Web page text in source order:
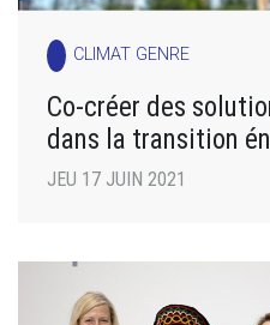
CLIMAT GENRE
Co-créer des
dans la transition
JEU 17 JUIN 2021